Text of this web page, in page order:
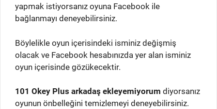
yapmak istiyorsanız oyuna Facebook ile
bağlanmayı deneyebilirsiniz.
Böylelikle oyun içerisindeki isminiz değişmiş
olacak ve Facebook hesabınızda yer alan isminiz
oyun içerisinde gözükecektir.
101 Okey Plus arkadaş ekleyemiyorum diyorsanız
oyunun önbelleğini temizlemeyi deneyebilirsiniz.